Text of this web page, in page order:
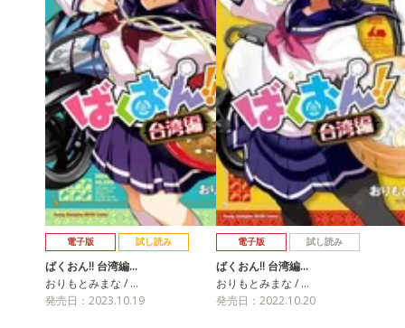
電子版 試し読み
ばくおん!! 台湾編…
おりもとみまな / …
発売日：2023.10.19
電子版 試し読み
ばくおん!! 台湾編…
おりもとみまな / …
発売日：2022.10.20